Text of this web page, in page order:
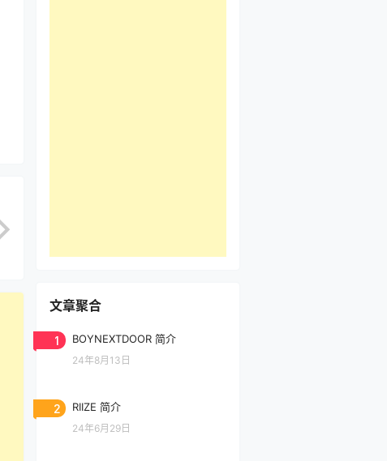
文章聚合
1 BOYNEXTDOOR 简介
24年8月13日
2 RIIZE 简介
24年6月29日